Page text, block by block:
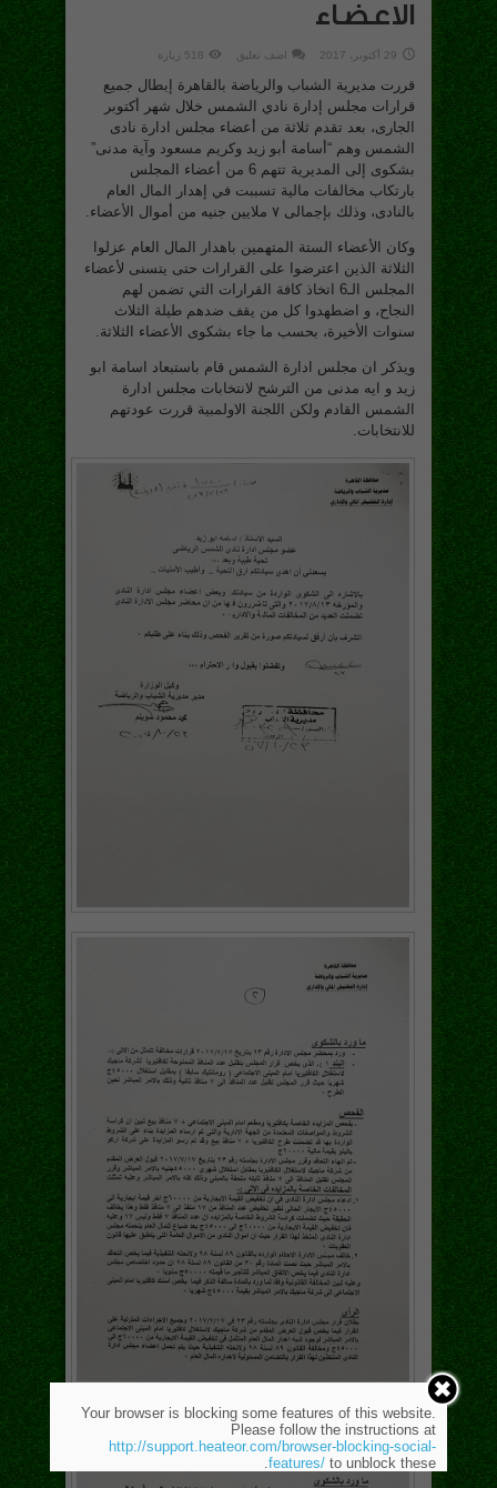
الاعضاء
29 أكتوبر، 2017 اضف تعليق 518 زيارة
قررت مديرية الشباب والرياضة بالقاهرة إبطال جميع
قرارات مجلس إدارة نادي الشمس خلال شهر أكتوبر
الجارى، بعد تقدم ثلاثة من أعضاء مجلس ادارة نادى
الشمس وهم “أسامة أبو زيد وكريم مسعود وآية مدنى”
بشكوى إلى المديرية تتهم 6 من أعضاء المجلس
بارتكاب مخالفات مالية تسببت في إهدار المال العام
بالنادى، وذلك بإجمالى ٧ ملايين جنيه من أموال الأعضاء.
وكان الأعضاء الستة المتهمين باهدار المال العام عزلوا
الثلاثة الذين اعترضوا على القرارات حتى يتسنى لأعضاء
المجلس الـ6 اتخاذ كافة القرارات التي تضمن لهم
النجاح، و اضطهدوا كل من يقف ضدهم طيلة الثلاث
سنوات الأخيرة، بحسب ما جاء بشكوى الأعضاء الثلاثة.
ويذكر ان مجلس ادارة الشمس قام باستبعاد اسامة ابو
زيد و ايه مدنى من الترشح لانتخابات مجلس ادارة
الشمس القادم ولكن اللجنة الاولمبية قررت عودتهم
للانتخابات.
Your browser is blocking some features of this website.
Please follow the instructions at
http://support.heateor.com/browser-blocking-social-
features/ to unblock these.